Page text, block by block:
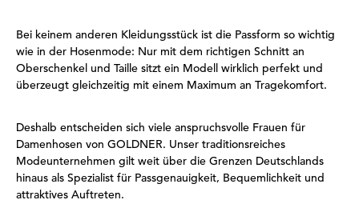
Bei keinem anderen Kleidungsstück ist die Passform so wichtig
wie in der Hosenmode: Nur mit dem richtigen Schnitt an
Oberschenkel und Taille sitzt ein Modell wirklich perfekt und
überzeugt gleichzeitig mit einem Maximum an Tragekomfort.
Deshalb entscheiden sich viele anspruchsvolle Frauen für
Damenhosen von GOLDNER. Unser traditionsreiches
Modeunternehmen gilt weit über die Grenzen Deutschlands
hinaus als Spezialist für Passgenauigkeit, Bequemlichkeit und
attraktives Auftreten.